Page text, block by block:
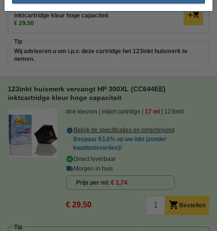
inktcartridge kleur hoge capaciteit
€ 29,50
Tip
Wij adviseren u om i.p.v. deze cartridge het 123inkt huismerk te
nemen.
123inkt huismerk vervangt HP 300XL (CC644EE)
inktcartridge kleur hoge capaciteit
drie kleuren inkjet cartridge 17 ml 123inkt
Bekijk de specificaties en omschrijving
Bespaar 63,6% op uw inkt (zonder
kwaliteitsverlies)!
Direct leverbaar
Morgen in huis
Prijs per ml € 1,74
€ 29,50 Bestellen
Tip